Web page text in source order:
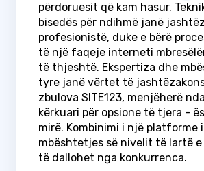
përdoruesit që kam hasur.
bisedës për ndihmë janë
profesionistë, duke e bërë
të një faqeje interneti
të thjeshtë. Ekspertiza dhe
tyre janë vërtet të
zbulova SITE123, menjëherë
kërkuari për opsione të tjera -
mirë. Kombinimi i një
mbështetjes së nivelit të lartë e
të dallohet nga konkurrenca.